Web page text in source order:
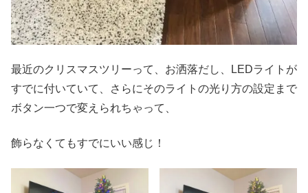
最近のクリスマスツリーって、お洒落だし、LEDライトが
すでに付いていて、さらにそのライトの光り方の設定まで
ボタン一つで変えられちゃって、
飾らなくてもすでにいい感じ！